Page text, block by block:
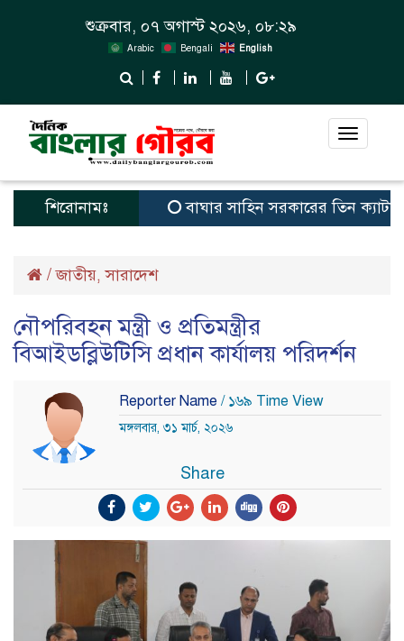
শুক্রবার, ০৭ অগাস্ট ২০২৬, ০৮:২৯
Arabic Bengali English
Toggle
শিরোনামঃ বাঘার সাহিন সরকারের তিন
/জাতীয়,সারাদেশ
নৌপরিবহন মন্ত্রী ও প্রতিমন্ত্রীর
বিআইডব্লিউটিসি প্রধান কার্যালয় পরিদর্শন
Reporter Name / ১৬৯ Time View
মঙ্গলবার, ৩১ মার্চ, ২০২৬
Share